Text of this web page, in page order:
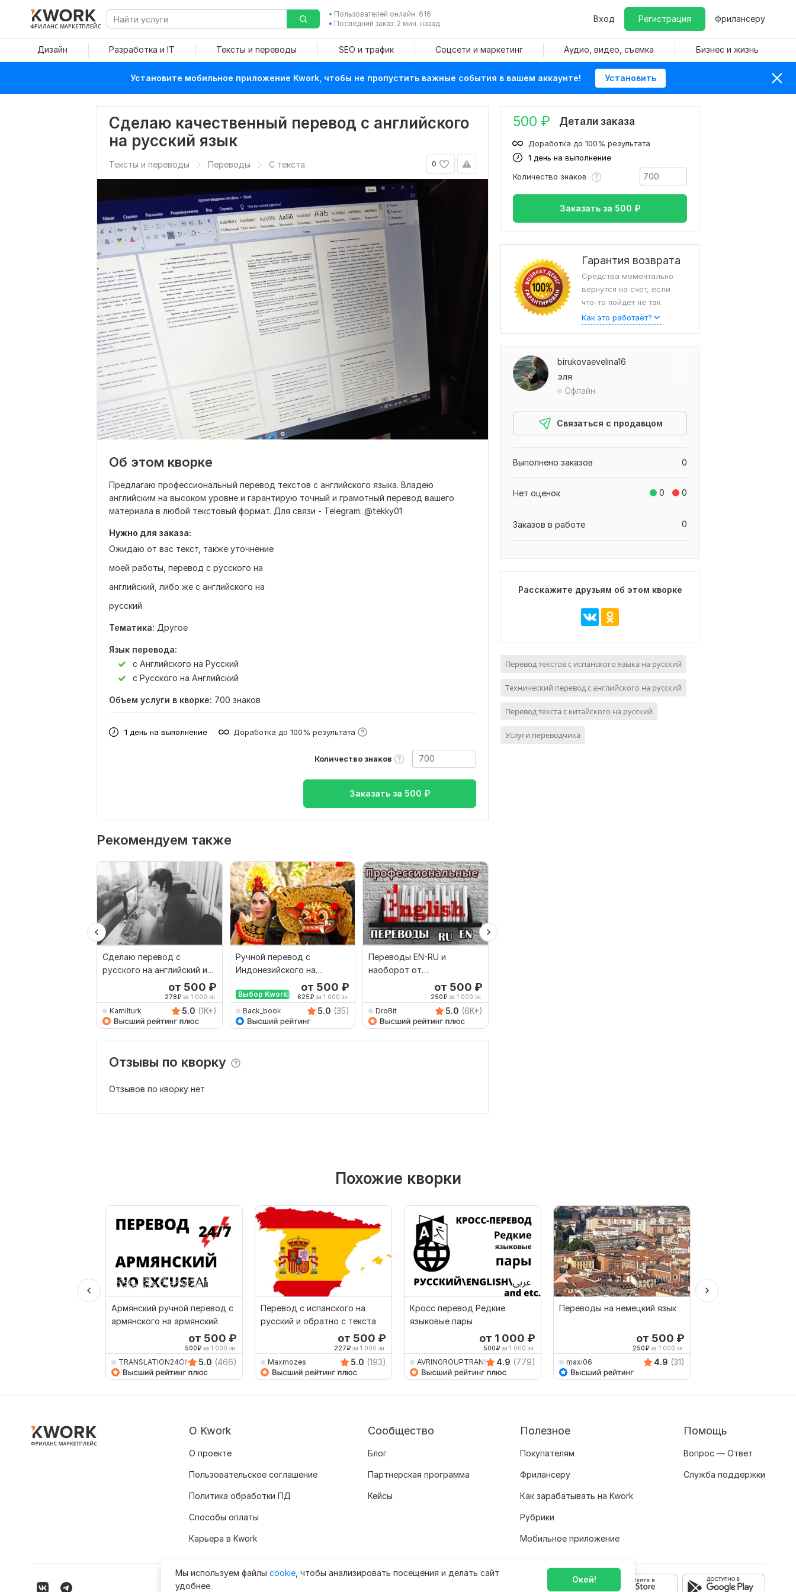
ФРИЛАНС МАРКЕТПЛЕЙС
Пользователей онлайн: 616
Последний заказ: 2 мин. назад
Вход Регистрация Фрилансеру
Дизайн Разработка и IT Тексты и переводы SEO и трафик Соцсети и маркетинг Аудио, видео, съемка Бизнес и жизнь
Установите мобильное приложение Kwork, чтобы не пропустить важные события в вашем аккаунте! Установить
Сделаю качественный перевод с английского
на русский язык
0
Тексты и переводы Переводы С текста
Об этом кворке
Предлагаю профессиональный перевод текстов с английского языка. Владею
английским на высоком уровне и гарантирую точный и грамотный перевод вашего
материала в любой текстовый формат. Для связи - Telegram: @tekky01
Нужно для заказа:
Ожидаю от вас текст, также уточнение
моей работы, перевод с русского на
английский, либо же с английского на
русский
Тематика: Другое
Язык перевода:
с Английского на Русский
с Русского на Английский
Объем услуги в кворке: 700 знаков
1 день на выполнение Доработка до 100% результата
Количество знаков
Заказать за 500 ₽
Рекомендуем также
Сделаю перевод с
русского на английский и
от 500 ₽
278₽за 1 000 зн.
Kamilturk 5.0 (1K+)
Ручной перевод с
Индонезийского на
Русский и наоборот
Выбор Kwork
от 500 ₽
625₽ за 1 000 зн.
Back_book 5.0 (35)
Переводы EN-RU и
наоборот от
от 500 ₽
250₽за 1 000 зн.
DroBit 5.0 (6K+)
Отзывы по кворку
Отзывов по кворку нет
500 ₽ Детали заказа
1 день на выполнение
Доработка до 100% результата
Количество знаков
Заказать за 500 ₽
Гарантия возврата
Средства моментально
вернутся на счет, если
что-то пойдет не так
Как это работает?
birukovaevelina16
эля
Офлайн
Связаться с продавцом
0
Выполнено заказов
0 0
Нет оценок
0
Заказов в работе
Расскажите друзьям об этом кворке
Перевод текстов с испанского языка на русский
Технический перевод с английского на русский
Перевод текста с китайского на русский
Услуги переводчика
Похожие кворки
Армянский ручной перевод с
армянского на армянский
от 500 ₽
500₽ за 1 000 зн.
TRANSLATION24ON7 5.0 (466)
Перевод с испанского на
русский и обратно с текста
от 500 ₽
227₽ за 1 000 зн.
Maxmozes 5.0 (193)
Кросс перевод Редкие
языковые пары
от 1 000 ₽
500₽ за 1 000 зн.
AVRINGROUPTRANSLATIO
4.9 (779)
Переводы на немецкий язык
от 500 ₽
250₽ за 1 000 зн.
maxi06 4.9 (31)
Мы используем файлы cookie , чтобы анализировать посещения и делать сайт
удобнее.
Окей!
О Kwork
О проекте
Пользовательское соглашение
Политика обработки ПД
Способы оплаты
Карьера в Kwork
Сообщество
Блог
Партнерская программа
Кейсы
Полезное
Покупателям
Фрилансеру
Как зарабатывать на Kwork
Рубрики
Мобильное приложение
Помощь
Вопрос — Ответ
Служба поддержки